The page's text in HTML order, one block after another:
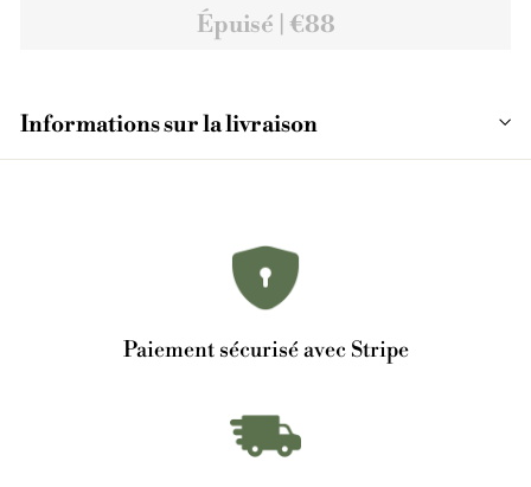
Épuisé | €88
Informations sur la livraison
Paiement sécurisé avec Stripe